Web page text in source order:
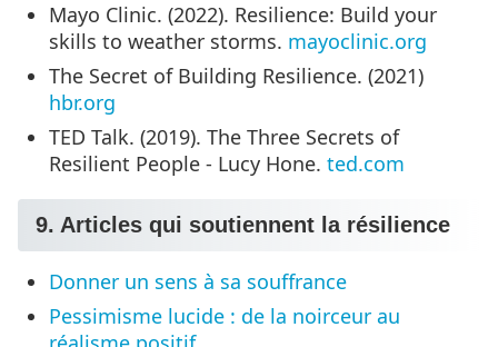
Mayo Clinic. (2022). Resilience: Build your
skills to weather storms. mayoclinic.org
The Secret of Building Resilience. (2021)
hbr.org
TED Talk. (2019). The Three Secrets of
Resilient People - Lucy Hone. ted.com
9. Articles qui soutiennent la résilience
Donner un sens à sa souffrance
Pessimisme lucide : de la noirceur au